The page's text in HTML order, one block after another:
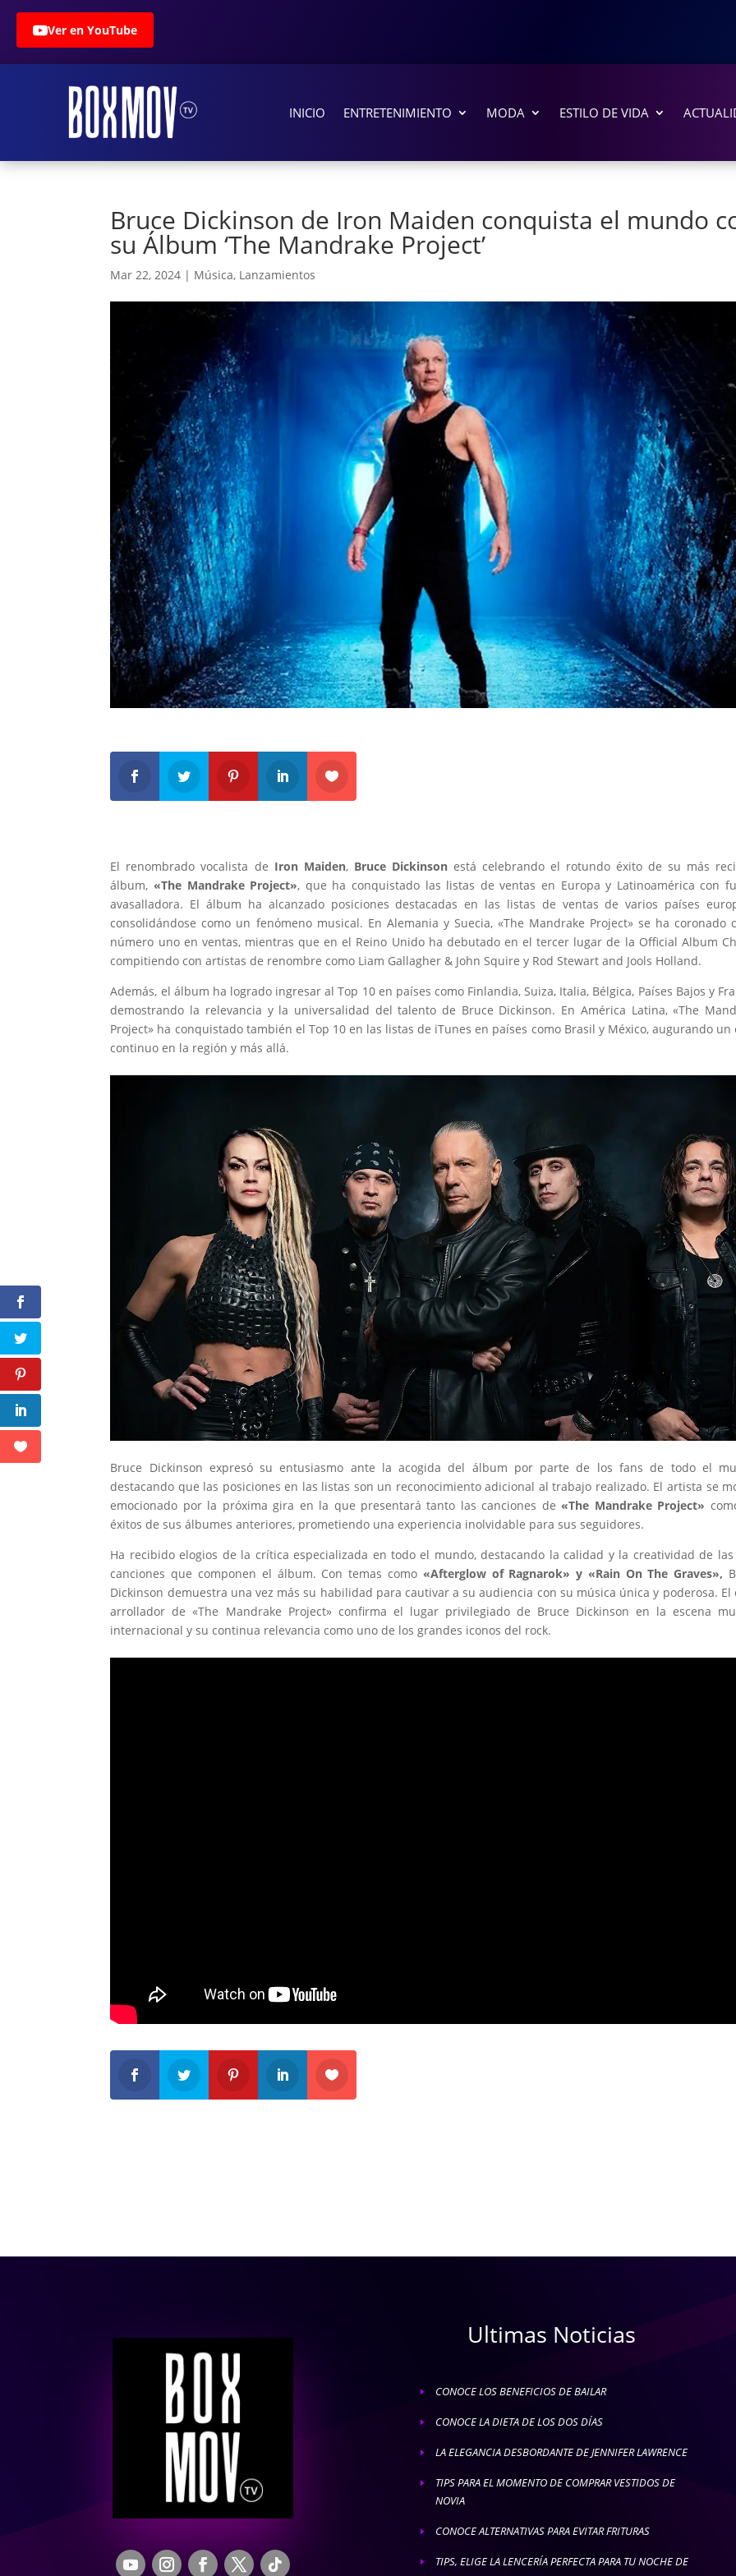
Ver en YouTube
INICIO ENTRETENIMIENTO MODA ESTILO DE VIDA
Bruce Dickinson de Iron Maiden conquista el mundo
su Álbum ‘The Mandrake Project’
Mar 22, 2024 | Música, Lanzamientos
El renombrado vocalista de Iron Maiden, Bruce Dickinson está celebrando el rotundo éxito de su más
álbum, «The Mandrake Project», que ha conquistado las listas de ventas en Europa y Latinoamérica con
avasalladora. El álbum ha alcanzado posiciones destacadas en las listas de ventas de varios países
consolidándose como un fenómeno musical. En Alemania y Suecia, «The Mandrake Project» se ha coronado
número uno en ventas, mientras que en el Reino Unido ha debutado en el tercer lugar de la Official Album
compitiendo con artistas de renombre como Liam Gallagher & John Squire y Rod Stewart and Jools Holland.
Además, el álbum ha logrado ingresar al Top 10 en países como Finlandia, Suiza, Italia, Bélgica, Países Bajos y
demostrando la relevancia y la universalidad del talento de Bruce Dickinson. En América Latina, «The
Project» ha conquistado también el Top 10 en las listas de iTunes en países como Brasil y México, augurando un
continuo en la región y más allá.
Bruce Dickinson expresó su entusiasmo ante la acogida del álbum por parte de los fans de todo el
destacando que las posiciones en las listas son un reconocimiento adicional al trabajo realizado. El artista se
emocionado por la próxima gira en la que presentará tanto las canciones de «The Mandrake Project»
éxitos de sus álbumes anteriores, prometiendo una experiencia inolvidable para sus seguidores.
Ha recibido elogios de la crítica especializada en todo el mundo, destacando la calidad y la creatividad de
canciones que componen el álbum. Con temas como «Afterglow of Ragnarok» y «Rain On The Graves»,
Dickinson demuestra una vez más su habilidad para cautivar a su audiencia con su música única y poderosa. El
arrollador de «The Mandrake Project» confirma el lugar privilegiado de Bruce Dickinson en la escena
internacional y su continua relevancia como uno de los grandes iconos del rock.
Ultimas Noticias
E CONOCE LOS BENEFICIOS DE BAILAR
E CONOCE LA DIETA DE LOS DOS DÍAS
E LA ELEGANCIA DESBORDANTE DE JENNIFER LAWRENCE
E
TIPS PARA EL MOMENTO DE COMPRAR VESTIDOS DE
NOVIA
E CONOCE ALTERNATIVAS PARA EVITAR FRITURAS
E
TIPS, ELIGE LA LENCERÍA PERFECTA PARA TU NOCHE DE